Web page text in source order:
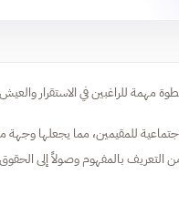
مهمة للراغبين في الاستقرار
للمقيمين، مما يجعلها
التعريف بالمفهوم وصولاً إلى